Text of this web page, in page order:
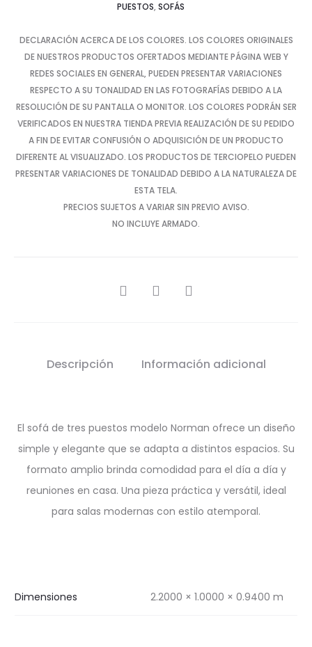
PUESTOS, SOFÁS
DECLARACIÓN ACERCA DE LOS COLORES. LOS COLORES ORIGINALES
DE NUESTROS PRODUCTOS OFERTADOS MEDIANTE PÁGINA WEB Y
REDES SOCIALES EN GENERAL, PUEDEN PRESENTAR VARIACIONES
RESPECTO A SU TONALIDAD EN LAS FOTOGRAFÍAS DEBIDO A LA
RESOLUCIÓN DE SU PANTALLA O MONITOR. LOS COLORES PODRÁN SER
VERIFICADOS EN NUESTRA TIENDA PREVIA REALIZACIÓN DE SU PEDIDO
A FIN DE EVITAR CONFUSIÓN O ADQUISICIÓN DE UN PRODUCTO
DIFERENTE AL VISUALIZADO. LOS PRODUCTOS DE TERCIOPELO PUEDEN
PRESENTAR VARIACIONES DE TONALIDAD DEBIDO A LA NATURALEZA DE
ESTA TELA.
PRECIOS SUJETOS A VARIAR SIN PREVIO AVISO.
NO INCLUYE ARMADO.
SHARE
Descripción Información adicional
El sofá de tres puestos modelo Norman ofrece un diseño
simple y elegante que se adapta a distintos espacios. Su
formato amplio brinda comodidad para el día a día y
reuniones en casa. Una pieza práctica y versátil, ideal
para salas modernas con estilo atemporal.
Dimensiones 2.2000 × 1.0000 × 0.9400 m